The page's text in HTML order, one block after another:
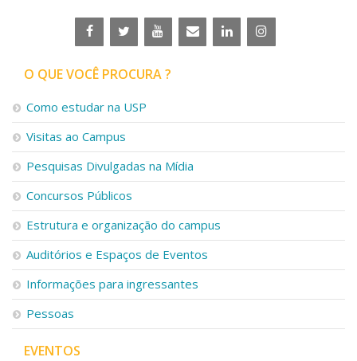
O QUE VOCÊ PROCURA ?
Como estudar na USP
Visitas ao Campus
Pesquisas Divulgadas na Mídia
Concursos Públicos
Estrutura e organização do campus
Auditórios e Espaços de Eventos
Informações para ingressantes
Pessoas
EVENTOS